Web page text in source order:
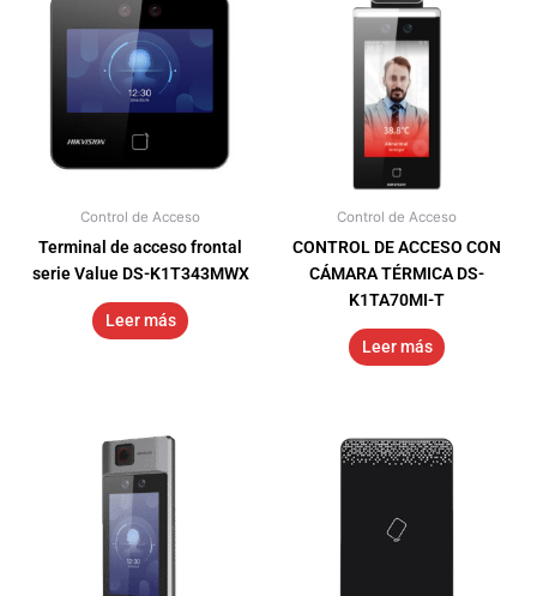
Control de Acceso
Terminal de acceso frontal
serie Value DS-K1T343MWX
Leer más
Control de Acceso
CONTROL DE ACCESO CON
CÁMARA TÉRMICA DS-
K1TA70MI-T
Leer más